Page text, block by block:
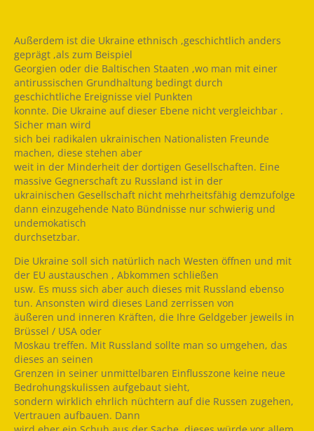
Außerdem ist die Ukraine ethnisch ,geschichtlich anders
geprägt ,als zum Beispiel
Georgien oder die Baltischen Staaten ,wo man mit einer
antirussischen Grundhaltung bedingt durch
geschichtliche Ereignisse viel Punkten
konnte. Die Ukraine auf dieser Ebene nicht vergleichbar .
Sicher man wird
sich bei radikalen ukrainischen Nationalisten Freunde
machen, diese stehen aber
weit in der Minderheit der dortigen Gesellschaften. Eine
massive Gegnerschaft zu Russland ist in der
ukrainischen Gesellschaft nicht mehrheitsfähig demzufolge
dann einzugehende Nato Bündnisse nur schwierig und
undemokatisch
durchsetzbar.
Die Ukraine soll sich natürlich nach Westen öffnen und mit
der EU austauschen , Abkommen schließen
usw. Es muss sich aber auch dieses mit Russland ebenso
tun. Ansonsten wird dieses Land zerrissen von
äußeren und inneren Kräften, die Ihre Geldgeber jeweils in
Brüssel / USA oder
Moskau treffen. Mit Russland sollte man so umgehen, das
dieses an seinen
Grenzen in seiner unmittelbaren Einflusszone keine neue
Bedrohungskulissen aufgebaut sieht,
sondern wirklich ehrlich nüchtern auf die Russen zugehen,
Vertrauen aufbauen. Dann